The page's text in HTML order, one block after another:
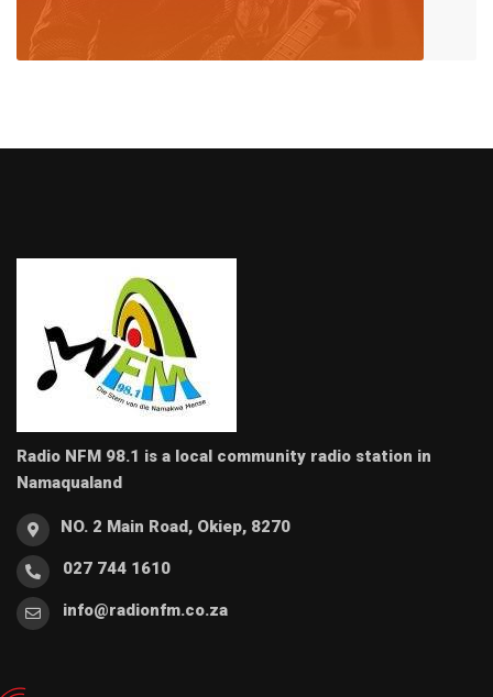
Radio NFM 98.1 is a local community radio station in
Namaqualand
NO. 2 Main Road, Okiep, 8270
027 744 1610
info@radionfm.co.za